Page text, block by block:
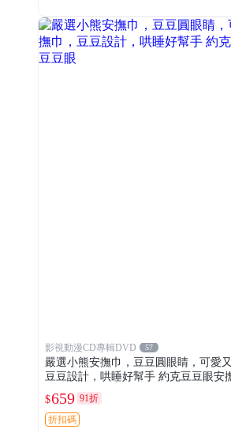
影視動漫CD專輯DVD 57
嚴選小熊安撫巾，豆豆圓眼睛，可愛
豆豆設計，哄睡好幫手 約克豆豆眼安
$659 91折
折扣碼